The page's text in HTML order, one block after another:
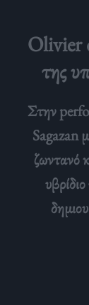
Olivier
της
Στην
Sagazan
ζωντανό